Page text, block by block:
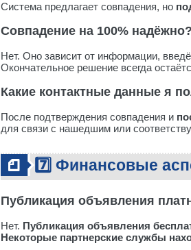
Система предлагает совпадения, но
Совпадение на 100% надёжно?
Нет. Оно зависит от информации,
Окончательное решение всегда
Какие контактные данные я
После подтверждения совпадения и
для связи с нашедшим или
7️⃣ Финансовые
Публикация объявления
Нет. Публикация объявления
Некоторые партнерские службы